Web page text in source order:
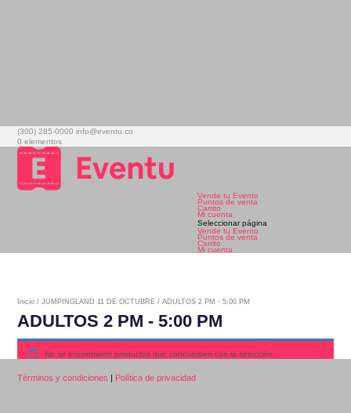
(300) 285-0000 info@eventu.co
0 elementos
Vende tu Evento
Puntos de venta
Carrito
Mi cuenta
Seleccionar página
Vende tu Evento
Puntos de venta
Carrito
Mi cuenta
Inicio /JUMPINGLAND 11 DE OCTUBRE / ADULTOS 2 PM - 5:00 PM
ADULTOS 2 PM - 5:00 PM
No se encontraron productos que concuerden con la selección.
Términos y condiciones | Política de privacidad